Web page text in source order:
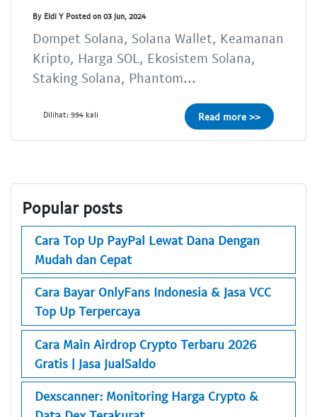
By Eldi Y Posted on 03 Jun, 2024
Dompet Solana, Solana Wallet, Keamanan
Kripto, Harga SOL, Ekosistem Solana,
Staking Solana, Phantom...
Dilihat: 994 kali Read more >>
Popular posts
Cara Top Up PayPal Lewat Dana Dengan
Mudah dan Cepat
Cara Bayar OnlyFans Indonesia & Jasa VCC
Top Up Terpercaya
Cara Main Airdrop Crypto Terbaru 2026
Gratis | Jasa JualSaldo
Dexscanner: Monitoring Harga Crypto &